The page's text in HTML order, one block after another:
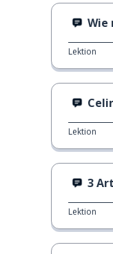
Wie
Lektion
Lektion
3
Lektion